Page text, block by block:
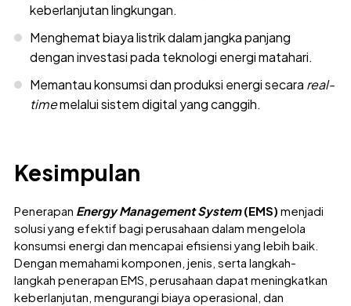
keberlanjutan lingkungan.
Menghemat biaya listrik dalam jangka panjang
dengan investasi pada teknologi energi matahari.
Memantau konsumsi dan produksi energi secara real-
timemelalui sistem digital yang canggih.
Kesimpulan
Penerapan Energy Management System(EMS) menjadi
solusi yang efektif bagi perusahaan dalam mengelola
konsumsi energi dan mencapai efisiensi yang lebih baik.
Dengan memahami komponen, jenis, serta langkah-
langkah penerapan EMS, perusahaan dapat meningkatkan
keberlanjutan, mengurangi biaya operasional, dan